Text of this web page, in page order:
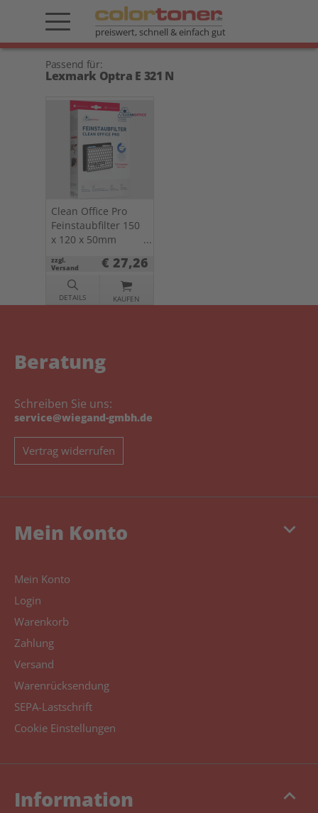
preiswert, schnell & einfach gut
Passend für:
Lexmark Optra E 321 N
Clean Office Pro
Feinstaubfilter 150
x 120 x 50mm
Drucker u. Kopierer
zzgl.
Versand
€ 27,26
DETAILS KAUFEN
Beratung
Schreiben Sie uns:
service@wiegand-gmbh.de
Vertrag widerrufen
keyboard_arrow_down
Mein Konto
Mein Konto
Login
Warenkorb
Zahlung
Versand
Warenrücksendung
SEPA-Lastschrift
Cookie Einstellungen
keyboard_arrow_up
Information